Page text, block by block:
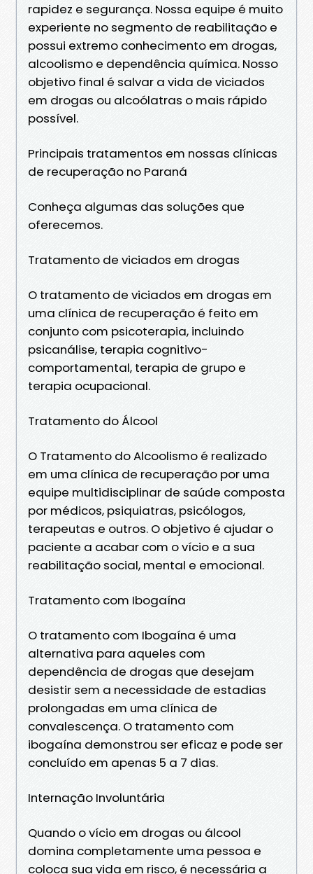
rapidez e segurança. Nossa equipe é muito
experiente no segmento de reabilitação e
possui extremo conhecimento em drogas,
alcoolismo e dependência química. Nosso
objetivo final é salvar a vida de viciados
em drogas ou alcoólatras o mais rápido
possível.
Principais tratamentos em nossas clínicas
de recuperação no Paraná
Conheça algumas das soluções que
oferecemos.
Tratamento de viciados em drogas
O tratamento de viciados em drogas em
uma clínica de recuperação é feito em
conjunto com psicoterapia, incluindo
psicanálise, terapia cognitivo-
comportamental, terapia de grupo e
terapia ocupacional.
Tratamento do Álcool
O Tratamento do Alcoolismo é realizado
em uma clínica de recuperação por uma
equipe multidisciplinar de saúde composta
por médicos, psiquiatras, psicólogos,
terapeutas e outros. O objetivo é ajudar o
paciente a acabar com o vício e a sua
reabilitação social, mental e emocional.
Tratamento com Ibogaína
O tratamento com Ibogaína é uma
alternativa para aqueles com
dependência de drogas que desejam
desistir sem a necessidade de estadias
prolongadas em uma clínica de
convalescença. O tratamento com
ibogaína demonstrou ser eficaz e pode ser
concluído em apenas 5 a 7 dias.
Internação Involuntária
Quando o vício em drogas ou álcool
domina completamente uma pessoa e
coloca sua vida em risco, é necessária a